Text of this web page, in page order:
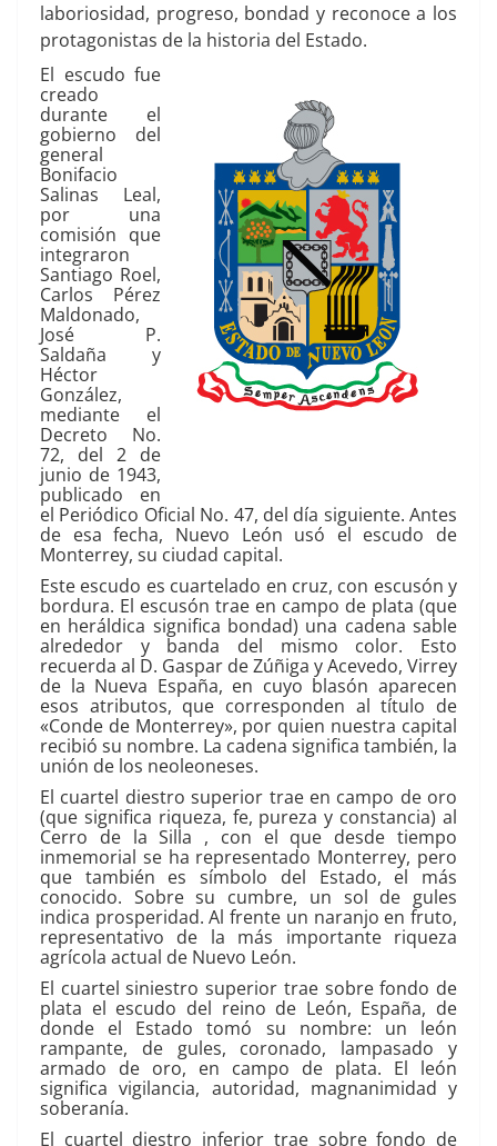
laboriosidad, progreso, bondad y reconoce a los
protagonistas de la historia del Estado.
El escudo fue
creado
durante el
gobierno del
general
Bonifacio
Salinas Leal,
por una
comisión que
integraron
Santiago Roel,
Carlos Pérez
Maldonado,
José P.
Saldaña y
Héctor
González,
mediante el
Decreto No.
72, del 2 de
junio de 1943,
publicado en
el Periódico Oficial No. 47, del día siguiente. Antes
de esa fecha, Nuevo León usó el escudo de
Monterrey, su ciudad capital.
Este escudo es cuartelado en cruz, con escusón y
bordura. El escusón trae en campo de plata (que
en heráldica significa bondad) una cadena sable
alrededor y banda del mismo color. Esto
recuerda al D. Gaspar de Zúñiga y Acevedo, Virrey
de la Nueva España, en cuyo blasón aparecen
esos atributos, que corresponden al título de
«Conde de Monterrey», por quien nuestra capital
recibió su nombre. La cadena significa también, la
unión de los neoleoneses.
El cuartel diestro superior trae en campo de oro
(que significa riqueza, fe, pureza y constancia) al
Cerro de la Silla , con el que desde tiempo
inmemorial se ha representado Monterrey, pero
que también es símbolo del Estado, el más
conocido. Sobre su cumbre, un sol de gules
indica prosperidad. Al frente un naranjo en fruto,
representativo de la más importante riqueza
agrícola actual de Nuevo León.
El cuartel siniestro superior trae sobre fondo de
plata el escudo del reino de León, España, de
donde el Estado tomó su nombre: un león
rampante, de gules, coronado, lampasado y
armado de oro, en campo de plata. El león
significa vigilancia, autoridad, magnanimidad y
soberanía.
El cuartel diestro inferior trae sobre fondo de